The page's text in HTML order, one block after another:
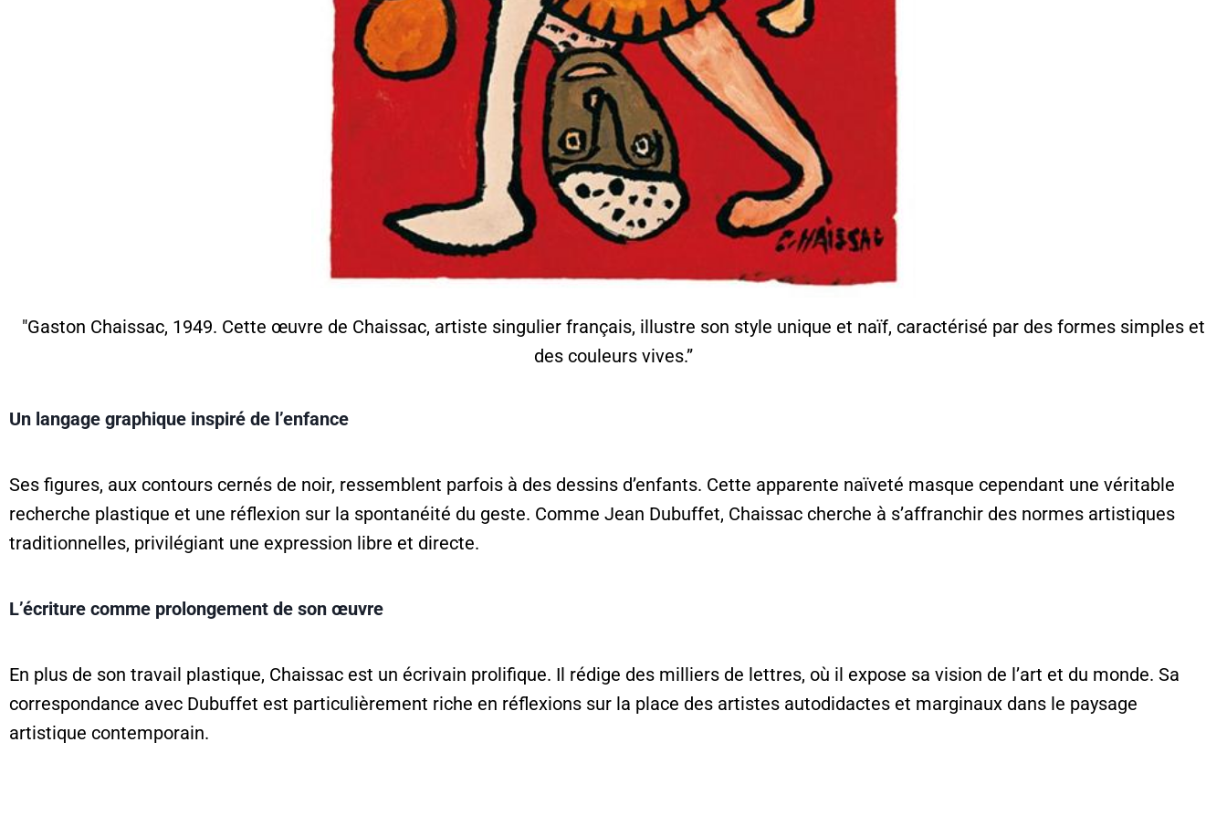
"Gaston Chaissac, 1949. Cette œuvre de Chaissac, artiste singulier français, illustre son style unique et naïf, caractérisé par des formes simples et
des couleurs vives.”
Un langage graphique inspiré de l’enfance
Ses figures, aux contours cernés de noir, ressemblent parfois à des dessins d’enfants. Cette apparente naïveté masque cependant une véritable
recherche plastique et une réflexion sur la spontanéité du geste. Comme Jean Dubuffet, Chaissac cherche à s’affranchir des normes artistiques
traditionnelles, privilégiant une expression libre et directe.
L’écriture comme prolongement de son œuvre
En plus de son travail plastique, Chaissac est un écrivain prolifique. Il rédige des milliers de lettres, où il expose sa vision de l’art et du monde. Sa
correspondance avec Dubuffet est particulièrement riche en réflexions sur la place des artistes autodidactes et marginaux dans le paysage
artistique contemporain.